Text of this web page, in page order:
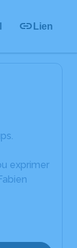
Lien
exprimer